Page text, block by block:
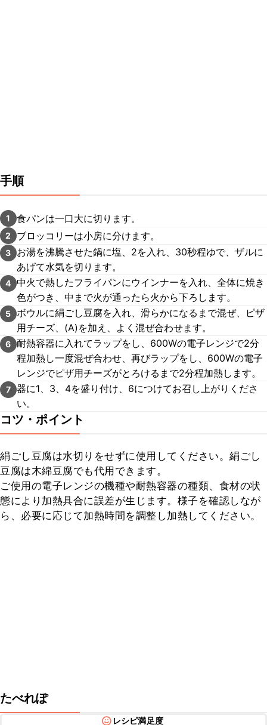
手順
1 食パンは一口大に切ります。
2 ブロッコリーは小房に分けます。
3
お湯を沸騰させた鍋に塩、2を入れ、30秒程ゆで、ザルに
あげて水気を切ります。
4 中火で熱したフライパンにウインナーを入れ、全体に焼き
色がつき、中まで火が通ったら火から下ろします。
5 ボウルに絹ごし豆腐を入れ、滑らかになるまで混ぜ、ピザ
用チーズ、(A)を加え、よく混ぜ合わせます。
6 耐熱容器に入れてラップをし、600Wの電子レンジで2分
程加熱し一度混ぜ合わせ、再びラップをし、600Wの電子
レンジでピザ用チーズがとろけるまで2分程加熱します。
7 器に1、3、4を盛り付け、6につけてお召し上がりくださ
い。
コツ・ポイント
絹ごし豆腐は水切りをせずに使用してください。絹ごし
豆腐は木綿豆腐でも代用できます。
ご使用の電子レンジの機種や耐熱容器の種類、食材の状
態により加熱具合に誤差が生じます。様子を確認しなが
ら、必要に応じて加熱時間を調整し加熱してください。
たべれぽ
レシピ満足度